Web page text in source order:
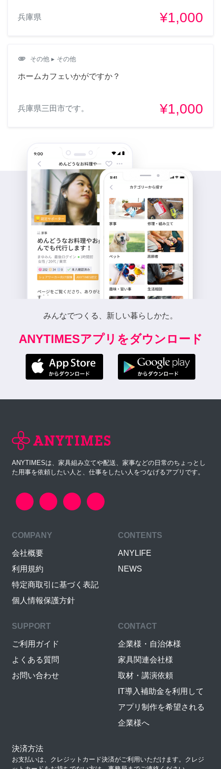
兵庫県 ¥1,000
attachment その他 ▸ その他
ホームカフェいかがですか？
兵庫県三田市です。 ¥1,000
みんなでつくる、新しい暮らしかた。
ANYTIMESアプリをダウンロード
ANYTIMESは、家具組み立てや配送、家事などの日常のちょっとし
た用事を依頼したい人と、仕事をしたい人をつなげるアプリです。
COMPANY
会社概要
利用規約
特定商取引に基づく表記
個人情報保護方針
CONTENTS
ANYLIFE
NEWS
SUPPORT
ご利用ガイド
よくある質問
お問い合わせ
CONTACT
企業様・自治体様
家具関連会社様
取材・講演依頼
IT導入補助金を利用して
アプリ制作を希望される
企業様へ
決済方法
お支払いは、クレジットカード決済がご利用いただけます。クレジ